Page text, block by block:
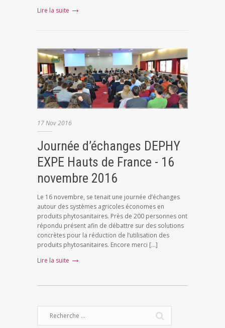
Lire la suite
17Nov2016
Journée d’échanges DEPHY
EXPE Hauts de France - 16
novembre 2016
Le 16 novembre, se tenait une journée d’échanges
autour des systèmes agricoles économes en
produits phytosanitaires. Près de 200 personnes ont
répondu présent afin de débattre sur des solutions
concrètes pour la réduction de l’utilisation des
produits phytosanitaires. Encore merci […]
Lire la suite